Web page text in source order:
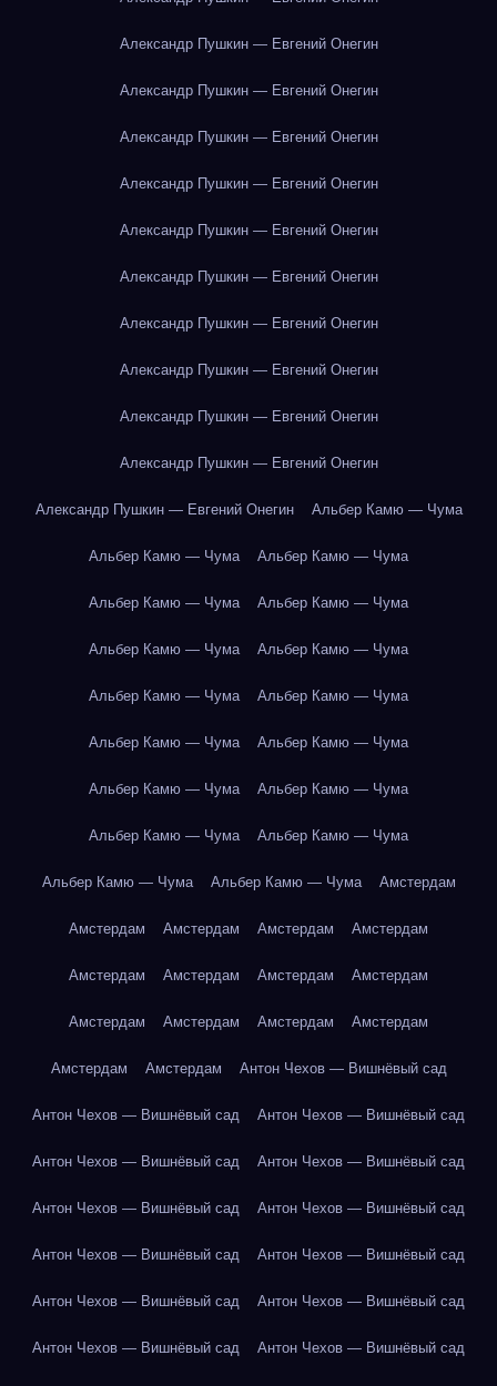
Александр Пушкин — Евгений Онегин
Александр Пушкин — Евгений Онегин
Александр Пушкин — Евгений Онегин
Александр Пушкин — Евгений Онегин
Александр Пушкин — Евгений Онегин
Александр Пушкин — Евгений Онегин
Александр Пушкин — Евгений Онегин
Александр Пушкин — Евгений Онегин
Александр Пушкин — Евгений Онегин
Александр Пушкин — Евгений Онегин
Александр Пушкин — Евгений Онегин Альбер Камю — Чума
Альбер Камю — Чума Альбер Камю — Чума
Альбер Камю — Чума Альбер Камю — Чума
Альбер Камю — Чума Альбер Камю — Чума
Альбер Камю — Чума Альбер Камю — Чума
Альбер Камю — Чума Альбер Камю — Чума
Альбер Камю — Чума Альбер Камю — Чума
Альбер Камю — Чума Альбер Камю — Чума
Альбер Камю — Чума Альбер Камю — Чума Амстердам
Амстердам Амстердам Амстердам Амстердам
Амстердам Амстердам Амстердам Амстердам
Амстердам Амстердам Амстердам Амстердам
Амстердам Амстердам Антон Чехов — Вишнёвый сад
Антон Чехов — Вишнёвый сад Антон Чехов — Вишнёвый сад
Антон Чехов — Вишнёвый сад Антон Чехов — Вишнёвый сад
Антон Чехов — Вишнёвый сад Антон Чехов — Вишнёвый сад
Антон Чехов — Вишнёвый сад Антон Чехов — Вишнёвый сад
Антон Чехов — Вишнёвый сад Антон Чехов — Вишнёвый сад
Антон Чехов — Вишнёвый сад Антон Чехов — Вишнёвый сад